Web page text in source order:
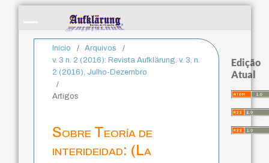
Início / Arquivos
/
v. 3 n. 2 (2016): Revista Aufklärung. v. 3, n.
2 (2016), Julho-Dezembro
/
Artigos
Sobre Teoría de
interideidad: (La
Edição
Atual